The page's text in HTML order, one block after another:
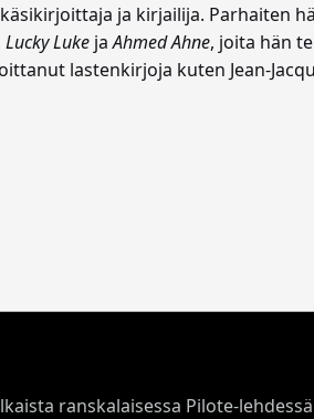
ja kirjailija. Parhaiten
Lucky Luke jaAhmed Ahne, joita hän
lastenkirjoja kuten Jean-
ranskalaisessa Pilote-